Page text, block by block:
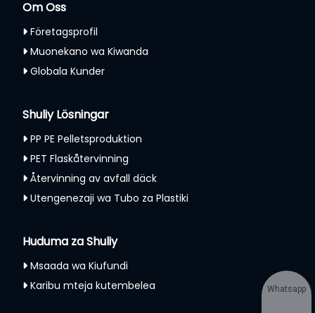
Om Oss
Företagsprofil
Muonekano wa Kiwanda
Globala Kunder
Shuliy Lösningar
PP PE Pelletsproduktion
PET Flaskåtervinning
Återvinning av avfall däck
Utengenezaji wa Tubo za Plastiki
Huduma za Shuliy
Msaada wa Kiufundi
Karibu mteja kutembelea
Whatsapp